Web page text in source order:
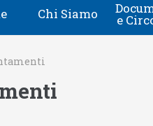
Chi Siamo
Guida lapet
e